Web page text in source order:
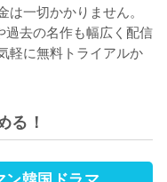
一切かかりません。
去の名作も幅広く配信
軽に無料トライアルか
る！